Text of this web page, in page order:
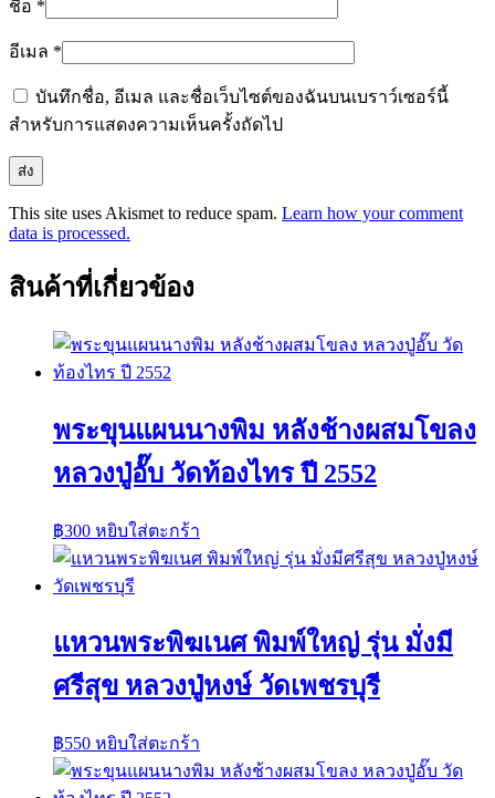
ชื่อ *
อีเมล *
บันทึกชื่อ, อีเมล และชื่อเว็บไซต์ของฉันบนเบราว์เซอร์นี้
สำหรับการแสดงความเห็นครั้งถัดไป
This site uses Akismet to reduce spam. Learn how your comment
data is processed.
สินค้าที่เกี่ยวข้อง
พระขุนแผนนางพิม หลังช้างผสมโขลง
หลวงปู่อั๊บ วัดท้องไทร ปี 2552
฿300 หยิบใส่ตะกร้า
แหวนพระพิฆเนศ พิมพ์ใหญ่ รุ่น มั่งมี
ศรีสุข หลวงปู่หงษ์ วัดเพชรบุรี
฿550 หยิบใส่ตะกร้า